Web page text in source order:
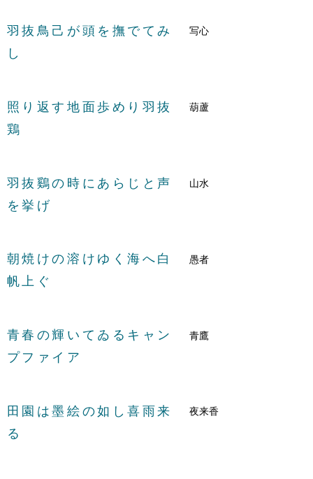
羽抜鳥己が頭を撫でてみ
し
写心
照り返す地面歩めり羽抜
鶏
葫蘆
羽抜鷄の時にあらじと声
を挙げ
山水
朝焼けの溶けゆく海へ白
帆上ぐ
愚者
青春の輝いてゐるキャン
プファイア
青鷹
田園は墨絵の如し喜雨来
る
夜来香